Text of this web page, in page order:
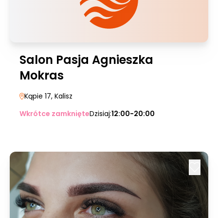
Salon Pasja Agnieszka
Mokras
Kąpie 17, Kalisz
Wkrótce zamknięteDzisiaj:12:00-20:00